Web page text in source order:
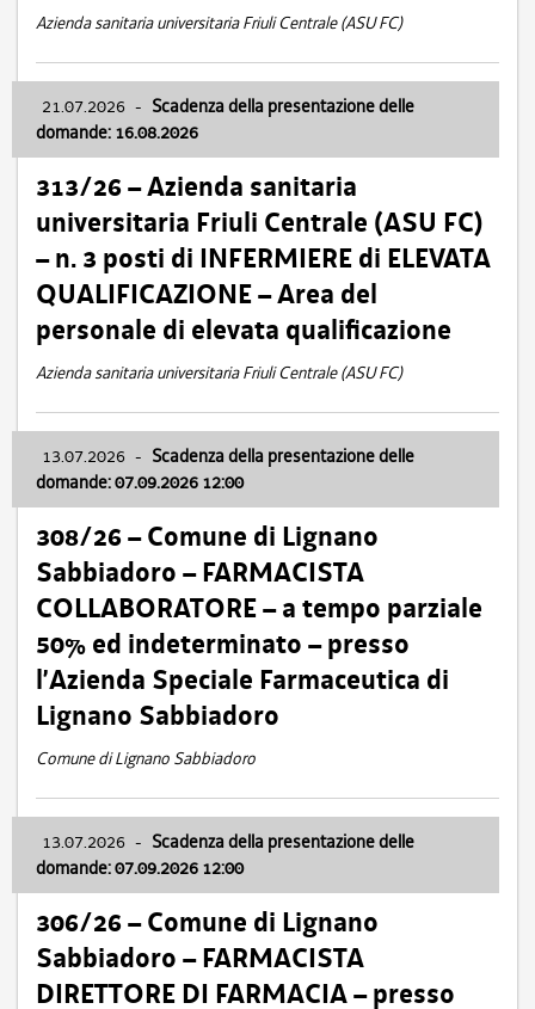
Azienda sanitaria universitaria Friuli Centrale (ASU FC)
21.07.2026 - Scadenza della presentazione delle
domande: 16.08.2026
313/26 – Azienda sanitaria
universitaria Friuli Centrale (ASU FC)
– n. 3 posti di INFERMIERE di ELEVATA
QUALIFICAZIONE – Area del
personale di elevata qualificazione
Azienda sanitaria universitaria Friuli Centrale (ASU FC)
13.07.2026 - Scadenza della presentazione delle
domande: 07.09.2026 12:00
308/26 – Comune di Lignano
Sabbiadoro – FARMACISTA
COLLABORATORE – a tempo parziale
50% ed indeterminato – presso
l’Azienda Speciale Farmaceutica di
Lignano Sabbiadoro
Comune di Lignano Sabbiadoro
13.07.2026 - Scadenza della presentazione delle
domande: 07.09.2026 12:00
306/26 – Comune di Lignano
Sabbiadoro – FARMACISTA
DIRETTORE DI FARMACIA – presso